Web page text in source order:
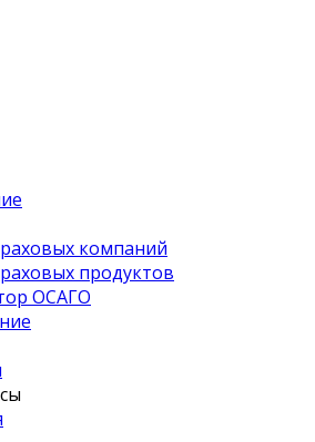
компаний
продуктов
ОСАГО